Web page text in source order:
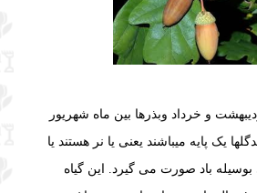
و خرداد وبذرها بین ماه شهریور
گلها یک پایه میباشند یعنی یا نر هستند یا
بوسیله باد صورت می گیرد.
این گیاه